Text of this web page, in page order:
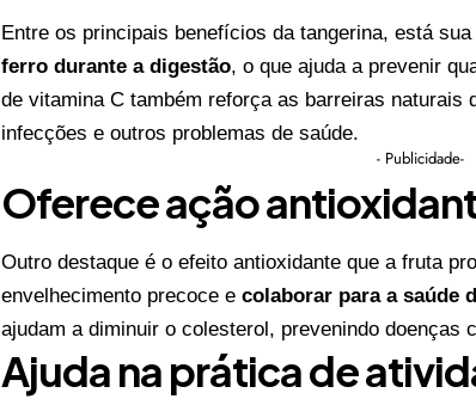
Entre os principais benefícios da tangerina, está
ferro durante a digestão, o que ajuda a prevenir
de vitamina C também reforça as barreiras naturais
infecções e outros problemas de saúde.
- Publicidade-
Oferece ação
Outro destaque é o efeito antioxidante que a fruta
envelhecimento precoce e colaborar para a saúde
ajudam a diminuir o colesterol, prevenindo doenças
Ajuda na prática de